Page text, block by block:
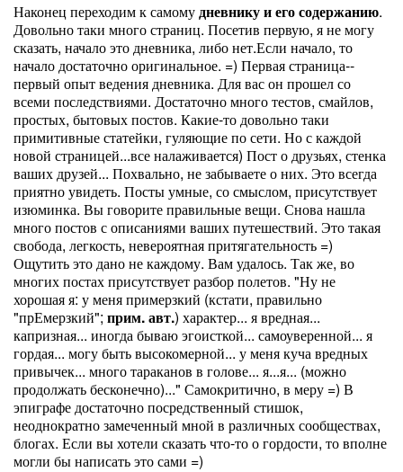
Наконец переходим к самомудневнику и его содержанию.
Довольно таки много страниц. Посетив первую, я не могу
сказать, начало это дневника, либо нет.Если начало, то
начало достаточно оригинальное. =) Первая страница--
первый опыт ведения дневника. Для вас он прошел со
всеми последствиями. Достаточно много тестов, смайлов,
простых, бытовых постов. Какие-то довольно таки
примитивные статейки, гуляющие по сети. Но с каждой
новой страницей...все налаживается) Пост о друзьях, стенка
ваших друзей... Похвально, не забываете о них. Это всегда
приятно увидеть. Посты умные, со смыслом, присутствует
изюминка. Вы говорите правильные вещи. Снова нашла
много постов с описаниями ваших путешествий. Это такая
свобода, легкость, невероятная притягательность =)
Ощутить это дано не каждому. Вам удалось. Так же, во
многих постах присутствует разбор полетов. "Ну не
хорошая я: у меня примерзкий (кстати, правильно
"прЕмерзкий"; прим. авт.) характер... я вредная...
капризная... иногда бываю эгоисткой... самоуверенной... я
гордая... могу быть высокомерной... у меня куча вредных
привычек... много тараканов в голове... я...я... (можно
продолжать бесконечно)..." Самокритично, в меру =) В
эпиграфе достаточно посредственный стишок,
неоднократно замеченный мной в различных сообществах,
блогах. Если вы хотели сказать что-то о гордости, то вполне
могли бы написать это сами =)